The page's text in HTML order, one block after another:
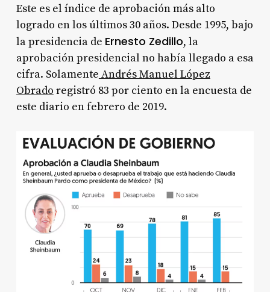
Este es el índice de aprobación más alto
logrado en los últimos 30 años. Desde 1995, bajo
la presidencia de Ernesto Zedillo, la
aprobación presidencial no había llegado a esa
cifra. Solamente Andrés Manuel López
Obrado registró 83 por ciento en la encuesta de
este diario en febrero de 2019.